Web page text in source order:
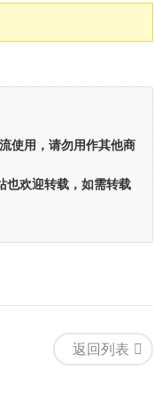
使用，请勿用作其他商
也欢迎转载，如需转载
返回列表